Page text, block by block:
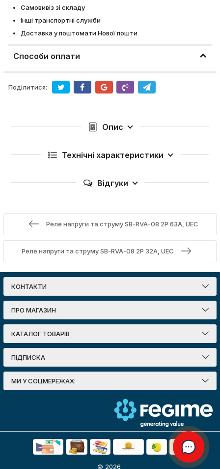
Самовивіз зі складу
Інші транспортні служби
Доставка у поштомати Нової пошти
Способи оплати
Поділитися:
Опис
Технічні характеристики
Відгуки
Реле напруги та струму SB-RVA-08 2P 63A, UEC
Реле напруги та струму SB-RVA-08 2P 32A, UEC
КОНТАКТИ
ПРО МАГАЗИН
КАТАЛОГ ТОВАРІВ
ПІДПИСКА
МИ У СОЦМЕРЕЖАХ:
© 2026